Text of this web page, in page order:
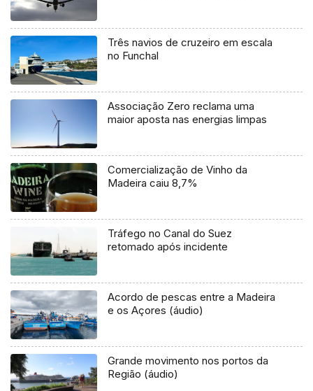
Três navios de cruzeiro em escala
no Funchal
Associação Zero reclama uma
maior aposta nas energias limpas
Comercialização de Vinho da
Madeira caiu 8,7%
Tráfego no Canal do Suez
retomado após incidente
Acordo de pescas entre a Madeira
e os Açores (áudio)
Grande movimento nos portos da
Região (áudio)